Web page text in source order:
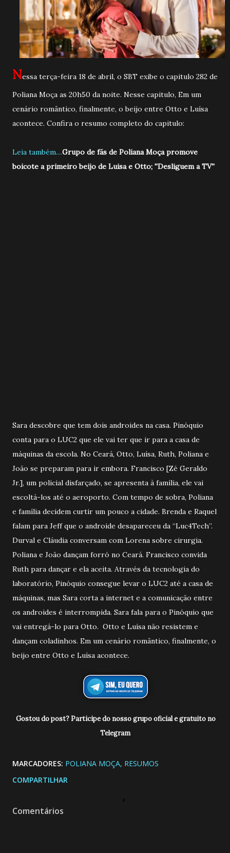
Nessa terça-feira 18 de abril, o SBT exibe o capitulo 282 de
Poliana Moça as 20h50 da noite. Nesse capitulo, Em um
cenário romântico, finalmente, o beijo entre Otto e Luísa
acontece. Confira o resumo completo do capitulo:
Leia também....Grupo de fãs de Poliana Moça promove
boicote a primeiro beijo de Luisa e Otto; ''Desliguem a TV''
Sara descobre que tem dois androides na casa. Pinóquio
conta para o LUC2 que ele vai ter que ir para a casa de
máquinas da escola. No Ceará, Otto, Luísa, Ruth, Poliana e
João se preparam para ir embora. Francisco [Zé Geraldo
Jr.], um policial disfarçado, se apresenta à família, ele vai
escoltá-los até o aeroporto. Com tempo de sobra, Poliana
e família decidem curtir um pouco a cidade. Brenda e Raquel
falam para Jeff que o androide desapareceu da “Luc4Tech”.
Durval e Cláudia conversam com Lorena sobre cirurgia.
Poliana e João dançam forró no Ceará. Francisco convida
Ruth para dançar e ela aceita. Através da tecnologia do
laboratório, Pinóquio consegue levar o LUC2 até a casa de
máquinas, mas Sara corta a internet e a comunicação entre
os androides é interrompida. Sara fala para o Pinóquio que
vai entregá-lo para Otto. Otto e Luísa não resistem e
dançam coladinhos. Em um cenário romântico, finalmente, o
beijo entre Otto e Luísa acontece.
Gostou do post? Participe do nosso grupo oficial e gratuito no
Telegram
MARCADORES: POLIANA MOÇA RESUMOS
COMPARTILHAR
Comentários